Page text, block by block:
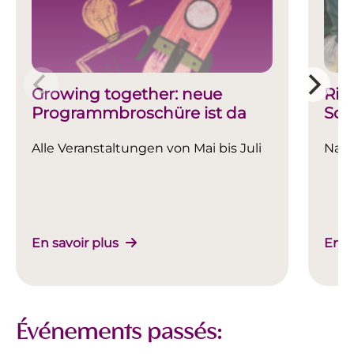
Growing together: neue
Programmbroschüre ist da
Alle Veranstaltungen von Mai bis Juli
En savoir plus En
Événements passés: